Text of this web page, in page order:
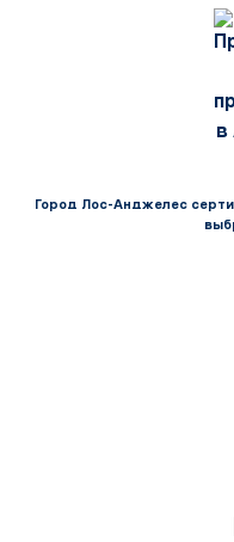
Город Лос-Анджелес